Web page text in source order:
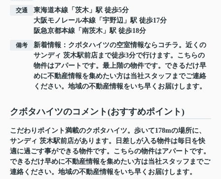
交通 東海道本線 「 茨木 」駅 徒歩5分
大阪モノレール本線 「 宇野辺 」駅 徒歩17分
阪急京都本線 「 南茨木 」駅 徒歩18分
備考
新着情報：クボタハイツの空室情報ならコチラ。近くの
サンディ 茨木駅前店まで徒歩3分で行けます。こちらの
物件はアパートです。最上階の物件です。できるだけ早
めに不動産情報を集めたい方は当社スタッフまでご連絡
ください。地域の不動産情報をいち早くお届けします。
クボタハイツのコメント(おすすめポイント)
こだわりポイント満載のクボタハイツ。歩いて178mの場所に、
サンディ 茨木駅前店があります。日差しが入る物件は毎日を快
適に過ごす事ができる物件です。こちらの物件はアパートです。
できるだけ早めに不動産情報を集めたい方は当社スタッフまでご
連絡ください。地域の不動産情報をいち早くお届けします。